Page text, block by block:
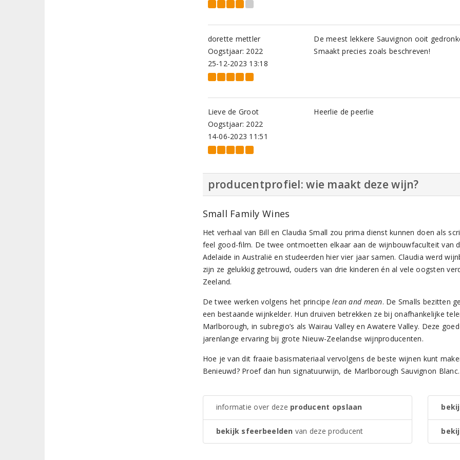
dorette mettler
Oogstjaar: 2022
25-12-2023 13:18
De meest lekkere Sauvignon ooit
Smaakt precies zoals beschreven!
Lieve de Groot
Oogstjaar: 2022
14-06-2023 11:51
Heerlie de peerlie
producentprofiel: wie maakt deze wijn?
Small Family Wines
Het verhaal van Bill en Claudia Small zou prima dienst kunnen doen als
feel good-film. De twee ontmoetten elkaar aan de wijnbouwfaculteit van
Adelaide in Australië en studeerden hier vier jaar samen. Claudia werd
zijn ze gelukkig getrouwd, ouders van drie kinderen én al vele oogsten
Zeeland.
De twee werken volgens het principelean and mean. De Smalls bezitten
een bestaande wijnkelder. Hun druiven betrekken ze bij onafhankelijke
Marlborough, in subregio’s als Wairau Valley en Awatere Valley. Deze
jarenlange ervaring bij grote Nieuw-Zeelandse wijnproducenten.
Hoe je van dit fraaie basismateriaal vervolgens de beste wijnen kunt
Benieuwd? Proef dan hun signatuurwijn, de Marlborough Sauvignon
informatie over deze producent opslaan
bekijk sfeerbeelden van deze producent